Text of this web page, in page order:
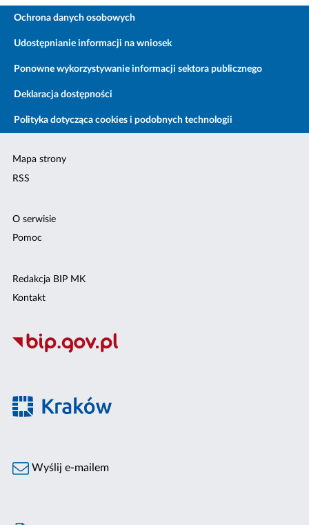
Ochrona danych osobowych
Udostępnianie informacji na wniosek
Ponowne wykorzystywanie informacji sektora publicznego
Deklaracja dostępności
Polityka dotycząca cookies i podobnych technologii
Mapa strony
RSS
O serwisie
Pomoc
Redakcja BIP MK
Kontakt
Wyślij e-mailem